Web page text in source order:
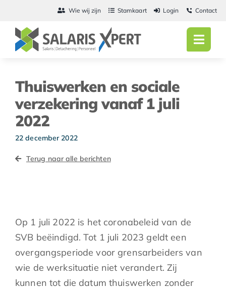
inhoud
Wie wij zijn Stamkaart Login Contact
Thuiswerken en sociale
verzekering vanaf 1 juli
2022
22 december 2022
Terug naar alle berichten
Op 1 juli 2022 is het coronabeleid van de
SVB beëindigd. Tot 1 juli 2023 geldt een
overgangsperiode voor grensarbeiders van
wie de werksituatie niet verandert. Zij
kunnen tot die datum thuiswerken zonder